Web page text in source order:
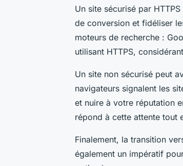
Un site sécurisé par
de conversion et fidéliser
moteurs de recherche :
utilisant HTTPS,
Un site non sécurisé peut
navigateurs signalent les
et nuire à votre réputation
répond à cette attente tout
Finalement, la transition
également un impératif